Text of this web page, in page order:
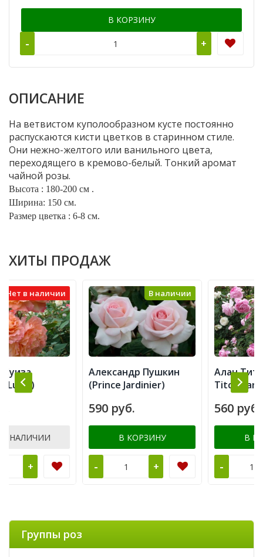
В КОРЗИНУ
- +
ОПИСАНИЕ
На ветвистом куполообразном кусте постоянно
распускаются кисти цветков в старинном стиле.
Они нежно-желтого или ванильного цвета,
переходящего в кремово-белый. Тонкий аромат
чайной розы.
Высота : 180-200 см .
Ширина: 150 см.
Размер цветка : 6-8 см.
ХИТЫ ПРОДАЖ
В наличии
Александр Пушкин
(Prince Jardinier)
В КОРЗИНУ
В наличии
Алан Титчмарш (Alan
Titchmarsh)
Группы роз